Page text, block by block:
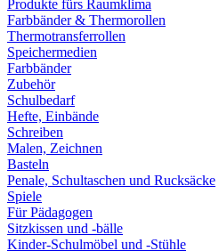
Produkte fürs Raumklima
Farbbänder & Thermorollen
Thermotransferrollen
Speichermedien
Farbbänder
Zubehör
Schulbedarf
Hefte, Einbände
Schreiben
Malen, Zeichnen
Basteln
Penale, Schultaschen und Rucksäcke
Spiele
Für Pädagogen
Sitzkissen und -bälle
Kinder-Schulmöbel und -Stühle